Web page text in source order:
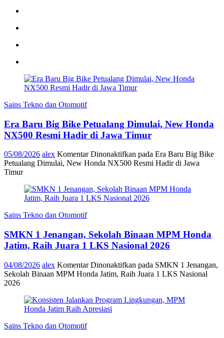
Sains Tekno dan Otomotif
Era Baru Big Bike Petualang Dimulai, New Honda
NX500 Resmi Hadir di Jawa Timur
05/08/2026 alex Komentar Dinonaktifkan pada Era Baru Big Bike
Petualang Dimulai, New Honda NX500 Resmi Hadir di Jawa
Timur
Sains Tekno dan Otomotif
SMKN 1 Jenangan, Sekolah Binaan MPM Honda
Jatim, Raih Juara 1 LKS Nasional 2026
04/08/2026 alex Komentar Dinonaktifkan pada SMKN 1 Jenangan,
Sekolah Binaan MPM Honda Jatim, Raih Juara 1 LKS Nasional
2026
Sains Tekno dan Otomotif